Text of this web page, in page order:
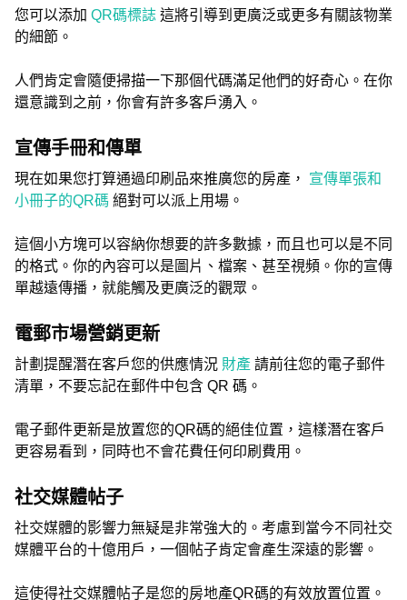
您可以添加 QR碼標誌 這將引導到更廣泛或更多有關該物業
的細節。
人們肯定會隨便掃描一下那個代碼滿足他們的好奇心。在你
還意識到之前，你會有許多客戶湧入。
宣傳手冊和傳單
現在如果您打算通過印刷品來推廣您的房產， 宣傳單張和
小冊子的QR碼 絕對可以派上用場。
這個小方塊可以容納你想要的許多數據，而且也可以是不同
的格式。你的內容可以是圖片、檔案、甚至視頻。你的宣傳
單越遠傳播，就能觸及更廣泛的觀眾。
電郵市場營銷更新
計劃提醒潛在客戶您的供應情況 財產 請前往您的電子郵件
清單，不要忘記在郵件中包含 QR 碼。
電子郵件更新是放置您的QR碼的絕佳位置，這樣潛在客戶
更容易看到，同時也不會花費任何印刷費用。
社交媒體帖子
社交媒體的影響力無疑是非常強大的。考慮到當今不同社交
媒體平台的十億用戶，一個帖子肯定會產生深遠的影響。
這使得社交媒體帖子是您的房地產QR碼的有效放置位置。